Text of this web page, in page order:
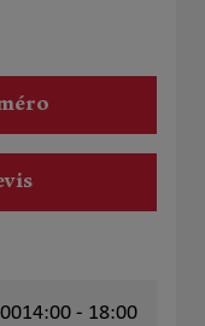
14:00 - 18:00